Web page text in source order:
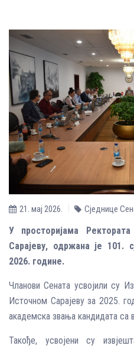
21. мај 2026. Сједнице
У просторијама
Сарајеву, одржана је 101.
2026. године.
Чланови Сената усвојили су
Источном Сарајеву за 2025.
академска звања кандидата са
Такође, усвојени су